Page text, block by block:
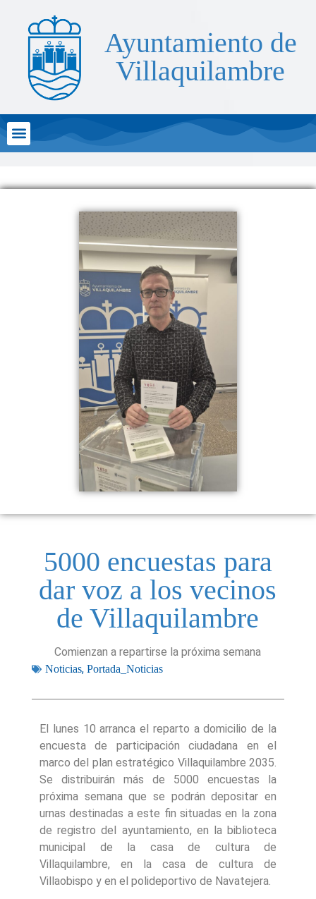
Ayuntamiento de
Villaquilambre
5000 encuestas para
dar voz a los vecinos
de Villaquilambre
Comienzan a repartirse la próxima semana
Noticias, Portada_Noticias
El lunes 10 arranca el reparto a domicilio de la
encuesta de participación ciudadana en el
marco del plan estratégico Villaquilambre 2035.
Se distribuirán más de 5000 encuestas la
próxima semana que se podrán depositar en
urnas destinadas a este fin situadas en la zona
de registro del ayuntamiento, en la biblioteca
municipal de la casa de cultura de
Villaquilambre, en la casa de cultura de
Villaobispo y en el polideportivo de Navatejera.